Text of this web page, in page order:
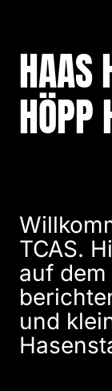
HAAS
HÖPP
TCAS.
auf
und